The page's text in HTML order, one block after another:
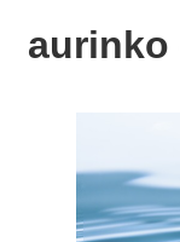
aurinko